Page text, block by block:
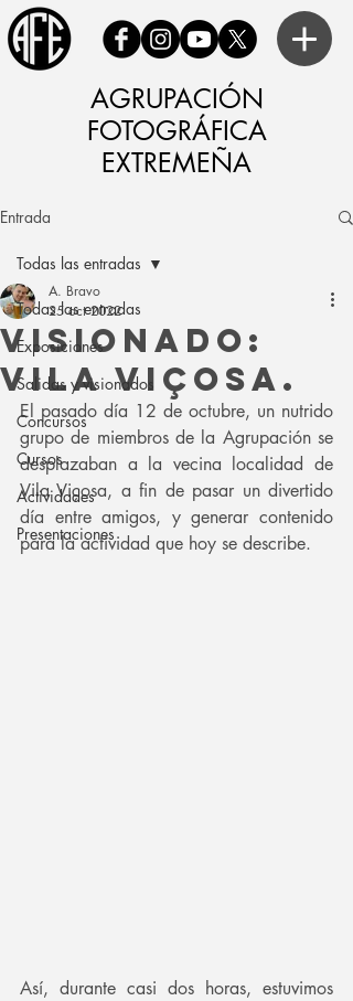
AGRUPACIÓN
FOTOGRÁFICA
EXTREMEÑA
Entrada
Todas las entradas
Exposiciones
Salidas y visionados
Concursos
Cursos
Actividades
Presentaciones
Todas las entradas
Visionado:
Vila Viçosa.
A. Bravo
25 oct 2022
El pasado día 12 de octubre, un nutrido
grupo de miembros de la Agrupación se
desplazaban a la vecina localidad de
Vila Viçosa, a fin de pasar un divertido
día entre amigos, y generar contenido
para la actividad que hoy se describe.
Así, durante casi dos horas, estuvimos